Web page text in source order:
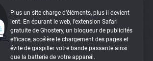
Plus un site charge d’éléments, plus il devient
lent. En épurant le web, l’extension Safari
gratuite de Ghostery, un bloqueur de publicités
efficace, accélère le chargement des pages et
évite de gaspiller votre bande passante ainsi
que la batterie de votre appareil.